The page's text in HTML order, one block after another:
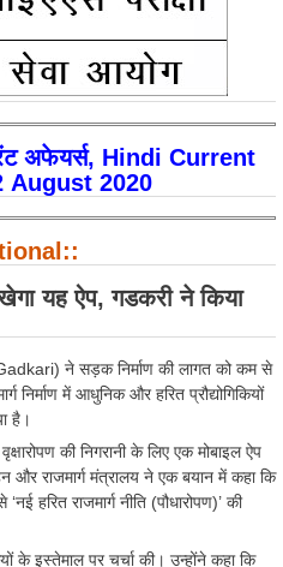
अफेयर्स, Hindi Current
August 2020
यह ऐप, गडकरी ने किया
ने सड़क निर्माण की लागत को कम से
में आधुनिक और हरित प्रौद्योगिकियों
है।
की निगरानी के लिए एक मोबाइल ऐप
और राजमार्ग मंत्रालय ने एक बयान में कहा कि
हरित राजमार्ग नीति (पौधारोपण)’ की
के इस्तेमाल पर चर्चा की। उन्होंने कहा कि